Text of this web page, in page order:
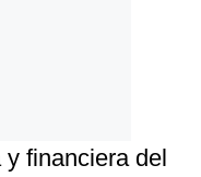
financiera del